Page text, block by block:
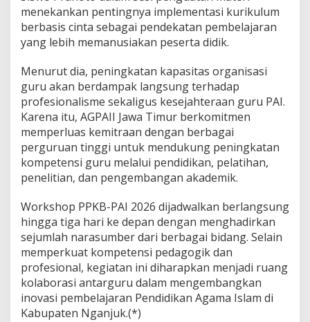
menekankan pentingnya implementasi kurikulum
berbasis cinta sebagai pendekatan pembelajaran
yang lebih memanusiakan peserta didik.
Menurut dia, peningkatan kapasitas organisasi
guru akan berdampak langsung terhadap
profesionalisme sekaligus kesejahteraan guru PAI.
Karena itu, AGPAII Jawa Timur berkomitmen
memperluas kemitraan dengan berbagai
perguruan tinggi untuk mendukung peningkatan
kompetensi guru melalui pendidikan, pelatihan,
penelitian, dan pengembangan akademik.
Workshop PPKB-PAI 2026 dijadwalkan berlangsung
hingga tiga hari ke depan dengan menghadirkan
sejumlah narasumber dari berbagai bidang. Selain
memperkuat kompetensi pedagogik dan
profesional, kegiatan ini diharapkan menjadi ruang
kolaborasi antarguru dalam mengembangkan
inovasi pembelajaran Pendidikan Agama Islam di
Kabupaten Nganjuk.(*)